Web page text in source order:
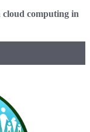
computing in